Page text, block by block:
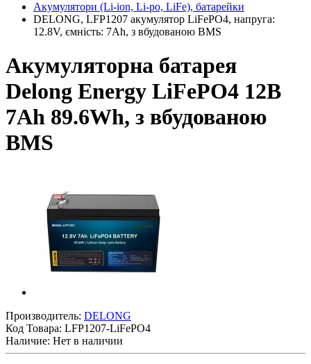
Акумулятори (Li-ion, Li-po, LiFe), батарейки
DELONG, LFP1207 акумулятор LiFePO4, напруга:
12.8V, ємність: 7Ah, з вбудованою BMS
Акумуляторна батарея
Delong Energy LiFePO4 12В
7Ah 89.6Wh, з вбудованою
BMS
Производитель: DELONG
Код Товара: LFP1207-LiFePO4
Наличие: Нет в наличии